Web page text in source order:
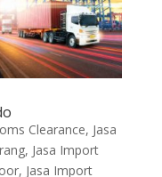
Clearance, Jasa
, Jasa Import
, Jasa Import